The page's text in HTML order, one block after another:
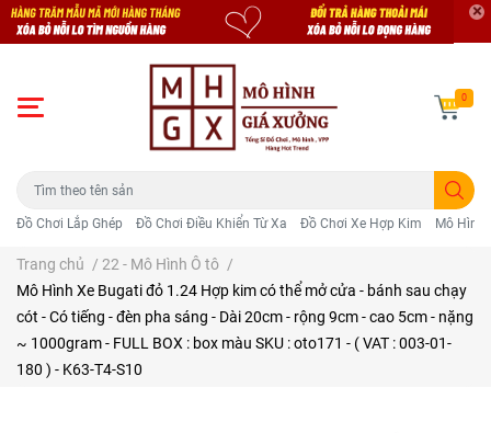
Đồ Chơi Lắp Ghép Đồ Chơi Điều Khiển Từ Xa Đồ Chơi Xe Hợp Kim Mô Hình
0
Trang chủ / 22 - Mô Hình Ô tô /
Mô Hình Xe Bugati đỏ 1.24 Hợp kim có thể mở cửa - bánh sau chạy
cót - Có tiếng - đèn pha sáng - Dài 20cm - rộng 9cm - cao 5cm - nặng
~ 1000gram - FULL BOX : box màu SKU : oto171 - ( VAT : 003-01-
180 ) - K63-T4-S10